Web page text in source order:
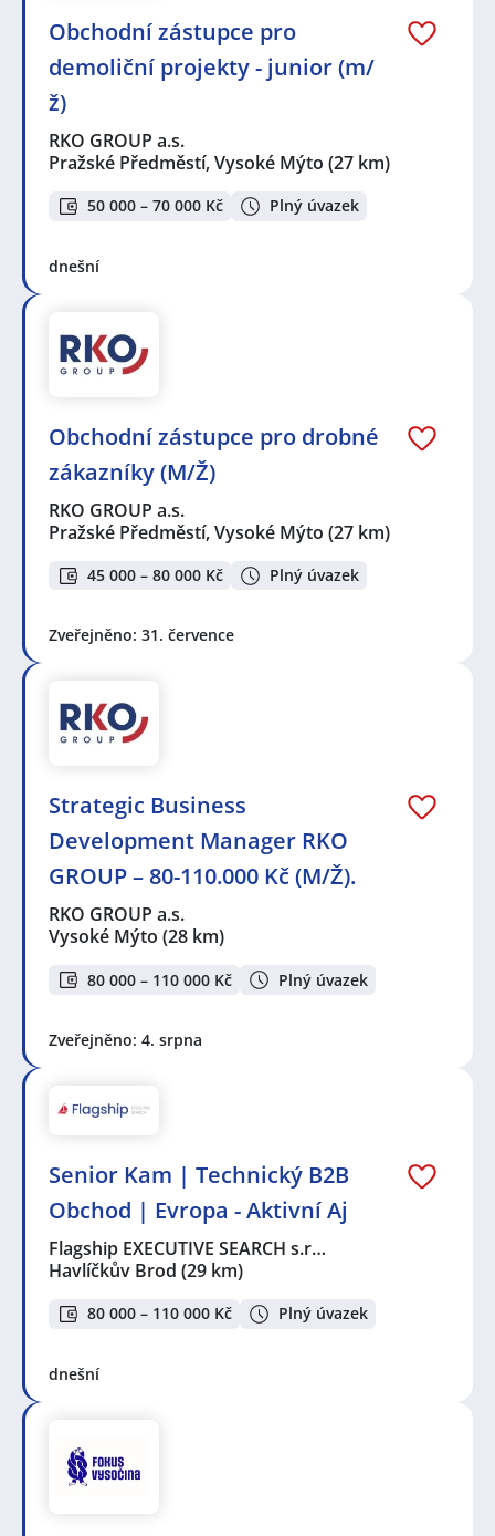
Obchodní zástupce pro
demoliční projekty - junior (m/
ž)
RKO GROUP a.s.
Pražské Předměstí, Vysoké Mýto (27 km)
50 000 – 70 000 Kč Plný úvazek
dnešní
Obchodní zástupce pro drobné
zákazníky (M/Ž)
RKO GROUP a.s.
Pražské Předměstí, Vysoké Mýto (27 km)
45 000 – 80 000 Kč Plný úvazek
Zveřejněno: 31. července
Strategic Business
Development Manager RKO
GROUP – 80-110.000 Kč (M/Ž).
RKO GROUP a.s.
Vysoké Mýto (28 km)
80 000 – 110 000 Kč Plný úvazek
Zveřejněno: 4. srpna
Senior Kam | Technický B2B
Obchod | Evropa - Aktivní Aj
Flagship EXECUTIVE SEARCH s.r…
Havlíčkův Brod (29 km)
80 000 – 110 000 Kč Plný úvazek
dnešní